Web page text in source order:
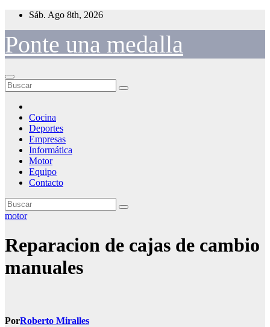
Saltar
contenido
Sáb. Ago 8th, 2026
Ponte una medalla
Cocina
Deportes
Empresas
Informática
Motor
Equipo
Contacto
motor
Reparacion de cajas de cambio
manuales
PorRoberto Miralles